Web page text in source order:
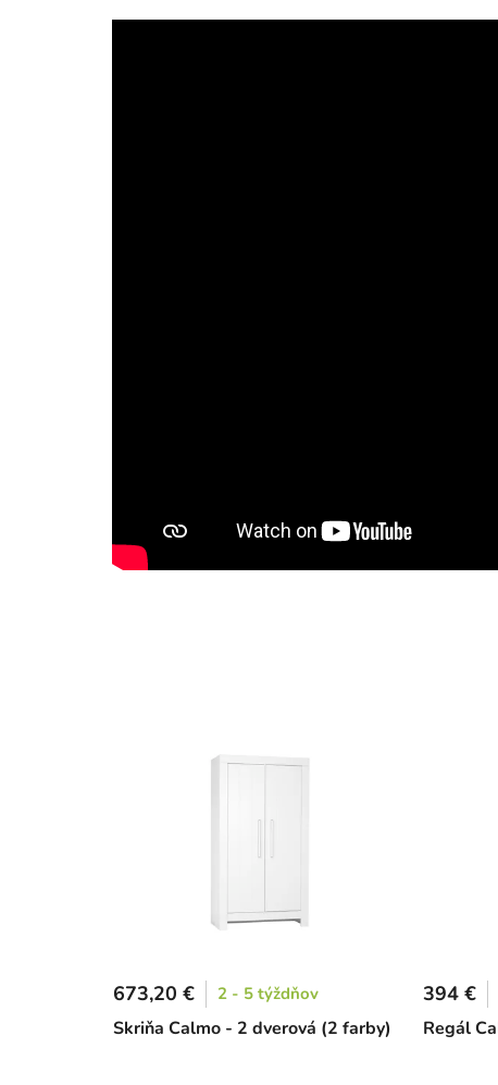
Skriňa Calmo - 2 dverová (2 farby)
673,20 € 2 - 5 týždňov
Regál
394 €